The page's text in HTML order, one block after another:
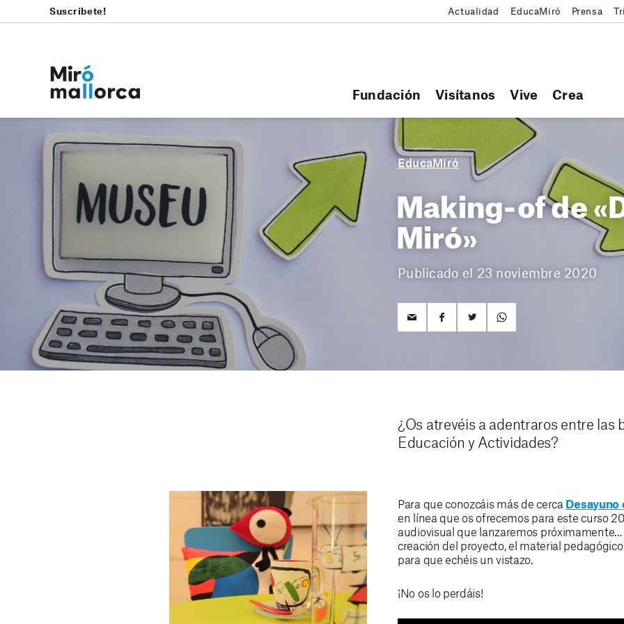
Fundación Visítanos Vive Crea
Suscríbete! Actualidad EducaMiró Prensa
EducaMiró
Making-of de
Miró»
Publicado el 23 noviembre 2020
¿Os atrevéis a adentraros entre
Educación y Actividades?
Para que conozcáis más de cerca Desayuno
en línea que os ofrecemos para este curso
audiovisual que lanzaremos
creación del proyecto, el material
para que echéis un vistazo.
¡No os lo perdáis!